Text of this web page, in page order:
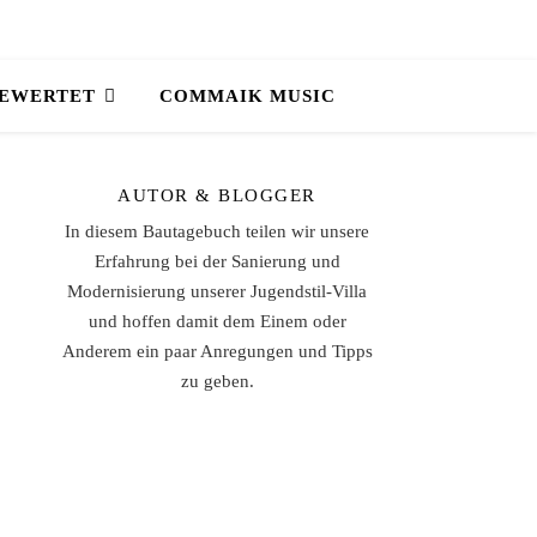
COMMAIK MUSIC
AUTOR & BLOGGER
In diesem Bautagebuch teilen wir unsere
Erfahrung bei der Sanierung und
Modernisierung unserer Jugendstil-Villa
und hoffen damit dem Einem oder
Anderem ein paar Anregungen und Tipps
zu geben.